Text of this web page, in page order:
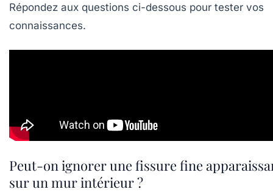
Répondez aux questions ci-dessous pour tester vos
connaissances.
Peut-on ignorer une fissure fine
sur un mur intérieur ?